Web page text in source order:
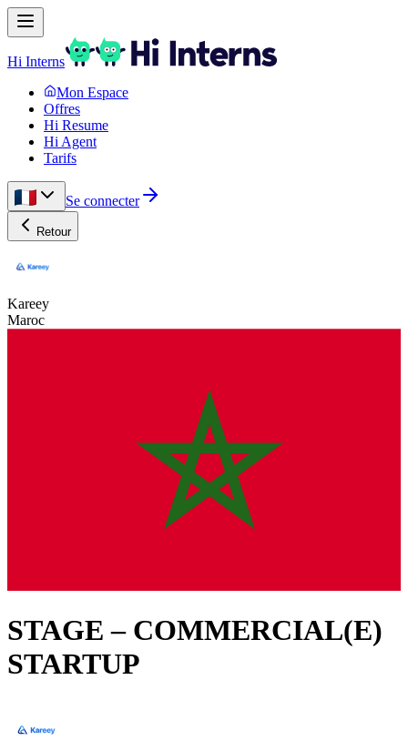
Hi Interns
Mon Espace
Offres
Hi Resume
Hi Agent
Tarifs
Se connecter
Retour
Kareey
Maroc
STAGE – COMMERCIAL(E)
STARTUP